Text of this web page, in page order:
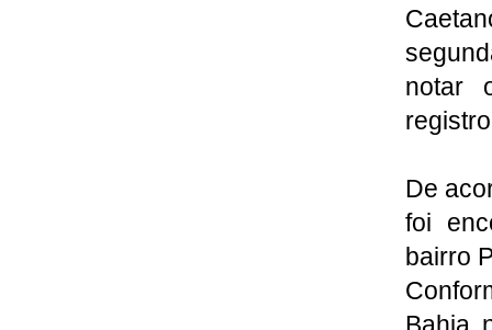
notar
De
foi
bairro
Bahia